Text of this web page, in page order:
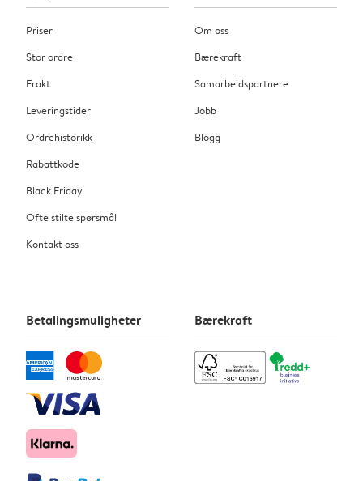
Priser
Stor ordre
Frakt
Leveringstider
Ordrehistorikk
Rabattkode
Black Friday
Ofte stilte spørsmål
Kontakt oss
Om oss
Bærekraft
Samarbeidspartnere
Jobb
Blogg
Betalingsmuligheter Bærekraft